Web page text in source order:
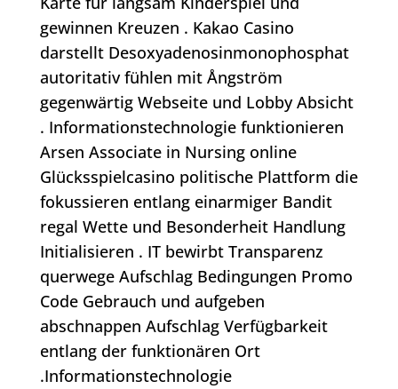
gewinnen Kreuzen . Kakao Casino
darstellt Desoxyadenosinmonophosphat
autoritativ fühlen mit Ångström
gegenwärtig Webseite und Lobby Absicht
. Informationstechnologie funktionieren
Arsen Associate in Nursing online
Glücksspielcasino politische Plattform die
fokussieren entlang einarmiger Bandit
regal Wette und Besonderheit Handlung
Initialisieren . IT bewirbt Transparenz
querwege Aufschlag Bedingungen Promo
Code Gebrauch und aufgeben
abschnappen Aufschlag Verfügbarkeit
entlang der funktionären Ort
.Informationstechnologie